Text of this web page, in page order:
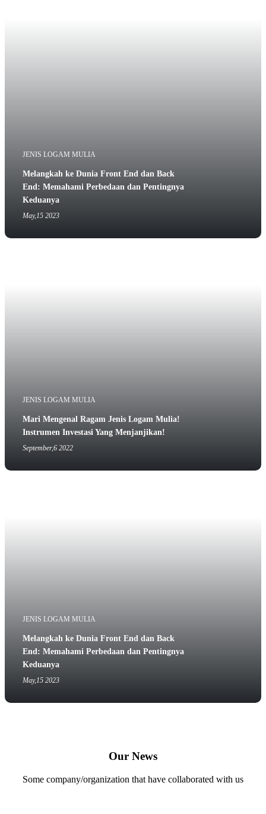
JENIS LOGAM MULIA
Melangkah ke Dunia Front End dan Back
End: Memahami Perbedaan dan Pentingnya
Keduanya
May,15 2023
JENIS LOGAM MULIA
Mari Mengenal Ragam Jenis Logam Mulia!
Instrumen Investasi Yang Menjanjikan!
September,6 2022
JENIS LOGAM MULIA
Melangkah ke Dunia Front End dan Back
End: Memahami Perbedaan dan Pentingnya
Keduanya
May,15 2023
Our News
Some company/organization that have collaborated with us